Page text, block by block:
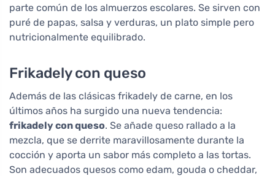
parte común de los almuerzos escolares. Se sirven con
puré de papas, salsa y verduras, un plato simple pero
nutricionalmente equilibrado.
Frikadely con queso
Además de las clásicas frikadely de carne, en los
últimos años ha surgido una nueva tendencia:
frikadely con queso. Se añade queso rallado a la
mezcla, que se derrite maravillosamente durante la
cocción y aporta un sabor más completo a las tortas.
Son adecuados quesos como edam, gouda o cheddar,